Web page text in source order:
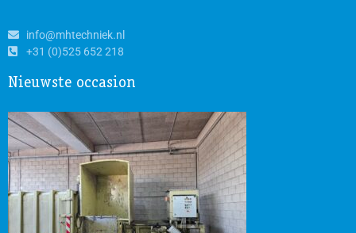
info@mhtechniek.nl
+31 (0)525 652 218
Nieuwste occasion